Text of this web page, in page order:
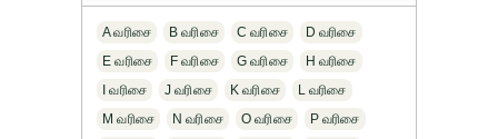
A வரிசை B வரிசை C வரிசை
D வரிசை
E வரிசை
F வரிசை G வரிசை
H வரிசை
I வரிசை
J வரிசை K வரிசை
L வரிசை
M வரிசை
N வரிசை O வரிசை
P வரிசை